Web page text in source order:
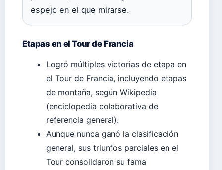
espejo en el que mirarse.
Etapas en el Tour de Francia
Logró múltiples victorias de etapa en
el Tour de Francia, incluyendo etapas
de montaña, según Wikipedia
(enciclopedia colaborativa de
referencia general).
Aunque nunca ganó la clasificación
general, sus triunfos parciales en el
Tour consolidaron su fama